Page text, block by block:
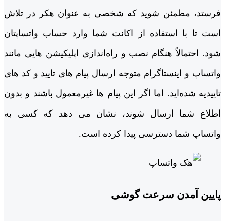
‌فرستد، مطمئن شوید که شخصی به عنوان هکر در تلاش
است تا با استفاده از اکانت شما وارد حساب واتساپتان
شود. احتمالاً هنگام نصب و راه‌اندازی اپلیکیشن‌ هایی مانند
واتساپ و اینستاگرام متوجه ارسال پیام ‌های تایید و کد های
تاییدیه شده‌اید. اما اگر این پیام‌ ها غیرمعمول باشند و بدون
اطلاع شما ارسال شوند، نشان می دهد که کسی به
واتساپ شما دسترسی پیدا کرده است.
پایین آمدن سرعت گوشی